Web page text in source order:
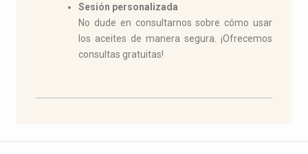
Sesión personalizada
No dude en consultarnos sobre cómo usar
los aceites de manera segura. ¡Ofrecemos
consultas gratuitas!